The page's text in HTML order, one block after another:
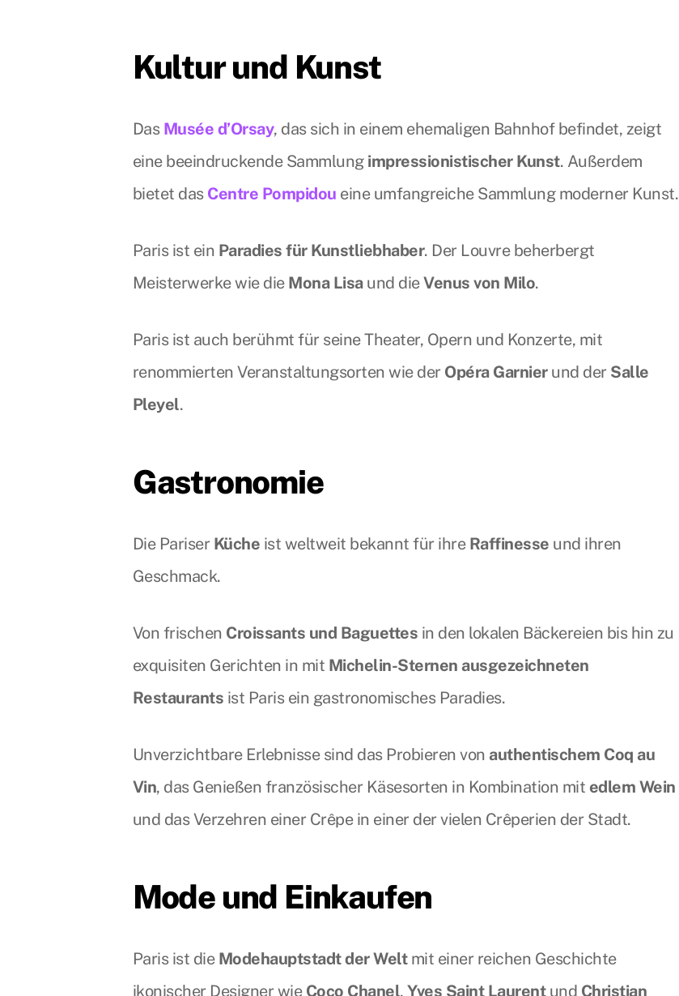
Kultur und Kunst
Das Musée d’Orsay, das sich in einem ehemaligen Bahnhof befindet, zeigt
eine beeindruckende Sammlung impressionistischer Kunst. Außerdem
bietet das Centre Pompidou eine umfangreiche Sammlung moderner Kunst.
Paris ist ein Paradies für Kunstliebhaber. Der Louvre beherbergt
Meisterwerke wie die Mona Lisaund dieVenus von Milo.
Paris ist auch berühmt für seine Theater, Opern und Konzerte, mit
renommierten Veranstaltungsorten wie der Opéra Garnierund der Salle
Pleyel.
Gastronomie
Die Pariser Küche ist weltweit bekannt für ihre Raffinesse und ihren
Geschmack.
Von frischen Croissants und Baguettes in den lokalen Bäckereien bis hin zu
exquisiten Gerichten in mit Michelin-Sternen ausgezeichneten
Restaurants ist Paris ein gastronomisches Paradies.
Unverzichtbare Erlebnisse sind das Probieren von authentischem Coq au
Vin, das Genießen französischer Käsesorten in Kombination mit edlem Wein
und das Verzehren einer Crêpe in einer der vielen Crêperien der Stadt.
Mode und Einkaufen
Paris ist die Modehauptstadt der Weltmit einer reichen Geschichte
ikonischer Designer wie Coco Chanel,Yves Saint Laurentund Christian